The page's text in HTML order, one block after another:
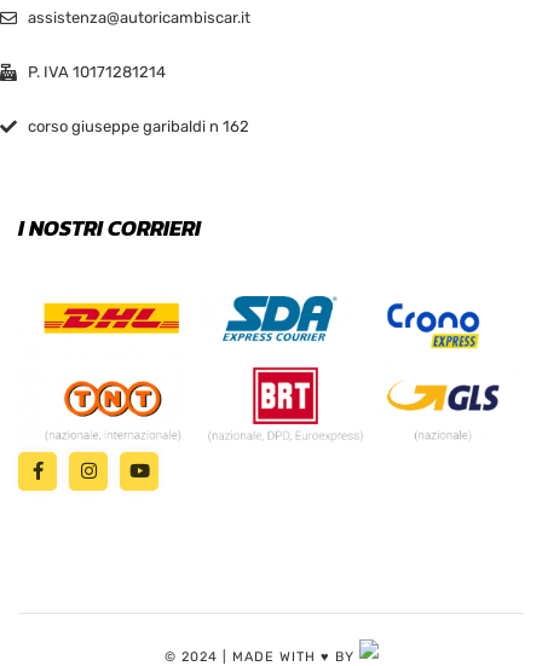
assistenza@autoricambiscar.it
P. IVA 10171281214
corso giuseppe garibaldi n 162
I NOSTRI CORRIERI
© 2024 | MADE WITH ♥️ BY